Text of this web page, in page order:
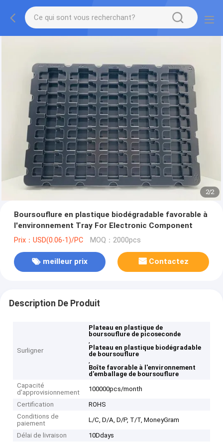
2/2
Boursouflure en plastique biodégradable favorable à
l'environnement Tray For Electronic Component
Prix：USD(0.06-1)/PC MOQ：2000pcs
meilleur prix Contactez
Description De Produit
Surligner
Plateau en plastique de
boursouflure de picoseconde
,
Plateau en plastique biodégradable
de boursouflure
,
Boîte favorable à l'environnement
d'emballage de boursouflure
Capacité
d'approvisionnement
100000pcs/month
Certification
ROHS
Conditions de
paiement
L/C, D/A, D/P, T/T, MoneyGram
Délai de livraison
10Ddays